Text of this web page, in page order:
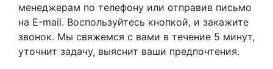
менеджерам по телефону или отправив письмо
на Е-mail. Воспользуйтесь кнопкой, и закажите
звонок. Мы свяжемся с вами в течение 5 минут,
уточнит задачу, выяснит ваши предпочтения.